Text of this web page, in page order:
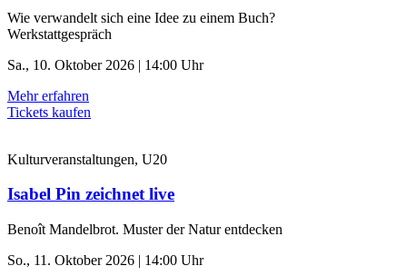
Wie verwandelt sich eine Idee zu einem Buch?
Werkstattgespräch
Sa., 10. Oktober 2026 | 14:00 Uhr
Mehr erfahren
Tickets kaufen
Kulturveranstaltungen, U20
Isabel Pin zeichnet live
Benoît Mandelbrot. Muster der Natur entdecken
So., 11. Oktober 2026 | 14:00 Uhr